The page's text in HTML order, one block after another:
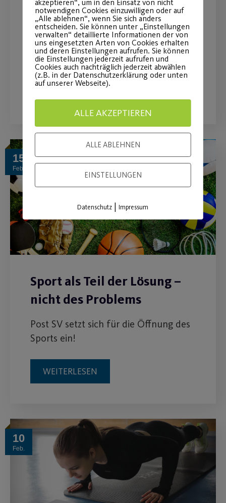
Fußballabteilung
Stimmabgabe zur Wiederaufnahme
des Sportbetriebs.
15
Feb.
Sport als Teil der Lösung –
nicht des Problems
Post SV setzt sich für die Öffnung des
Sports ein!
WEITERLESEN
10
Feb.
akzeptieren“, um in den Einsatz von nicht
notwendigen Cookies einzuwilligen oder auf
„Alle ablehnen“, wenn Sie sich anders
entscheiden. Sie können unter „Einstellungen
verwalten“ detaillierte Informationen der von
uns eingesetzten Arten von Cookies erhalten
und deren Einstellungen aufrufen. Sie können
die Einstellungen jederzeit aufrufen und
Cookies auch nachträglich jederzeit abwählen
(z.B. in der Datenschutzerklärung oder unten
auf unserer Webseite).
ALLE AKZEPTIEREN
ALLE ABLEHNEN
EINSTELLUNGEN
Datenschutz |Impressum